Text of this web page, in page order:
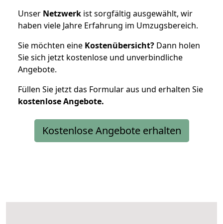
Unser Netzwerk ist sorgfältig ausgewählt, wir
haben viele Jahre Erfahrung im Umzugsbereich.
Sie möchten eine Kostenübersicht? Dann holen
Sie sich jetzt kostenlose und unverbindliche
Angebote.
Füllen Sie jetzt das Formular aus und erhalten Sie
kostenloseAngebote.
Kostenlose Angebote erhalten